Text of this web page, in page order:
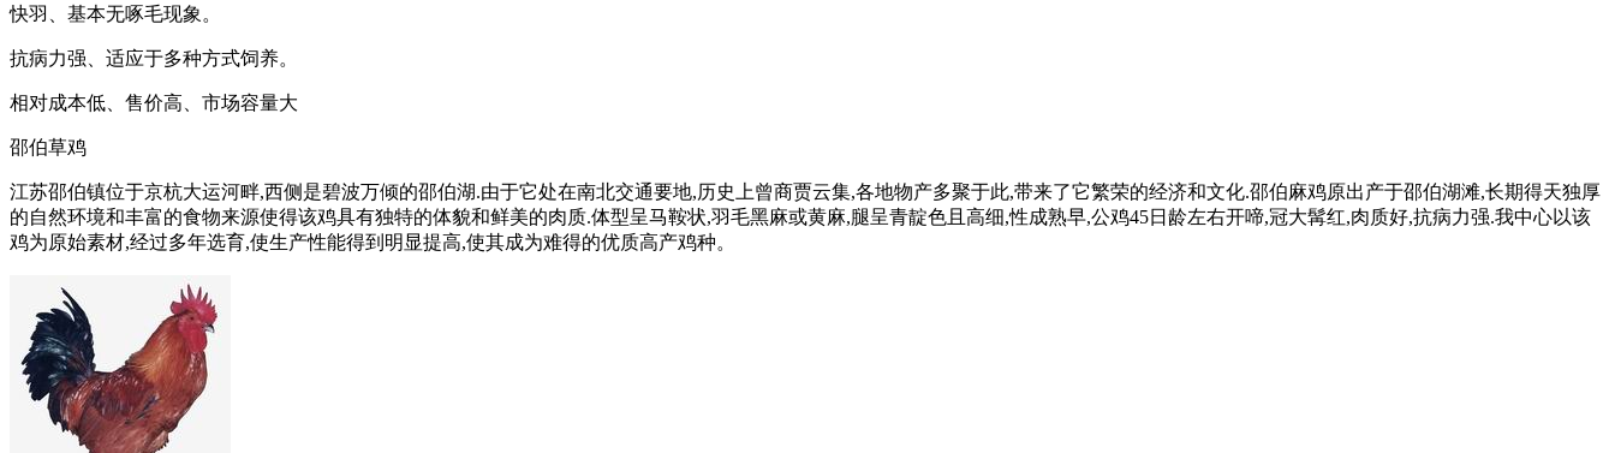
快羽、基本无啄毛现象。
抗病力强、适应于多种方式饲养。
相对成本低、售价高、市场容量大
邵伯草鸡
江苏邵伯镇位于京杭大运河畔,西侧是碧波万倾的邵伯湖.由于它处在南北交通要地,历史上曾商贾云集,各地物产多聚于此,带来了它繁荣的经济和文化.邵伯麻鸡原出产于邵伯湖滩,长期得天独厚
的自然环境和丰富的食物来源使得该鸡具有独特的体貌和鲜美的肉质.体型呈马鞍状,羽毛黑麻或黄麻,腿呈青靛色且高细,性成熟早,公鸡45日龄左右开啼,冠大髯红,肉质好,抗病力强.我中心以该
鸡为原始素材,经过多年选育,使生产性能得到明显提高,使其成为难得的优质高产鸡种。